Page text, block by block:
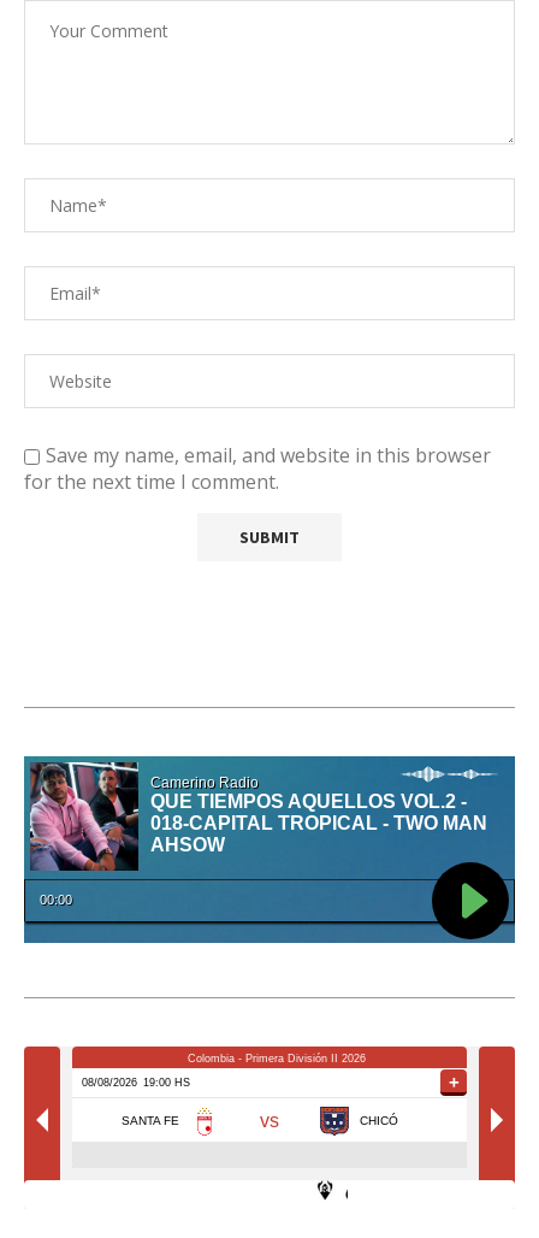
Save my name, email, and website in this browser
for the next time I comment.